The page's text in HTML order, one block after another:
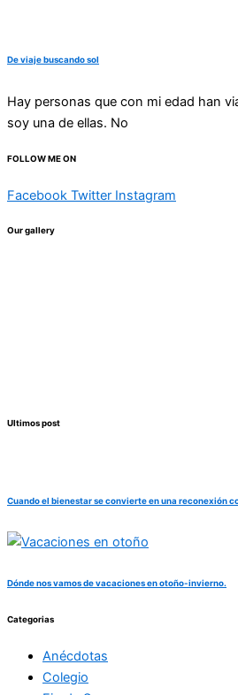
De viaje buscando sol
Hay personas que con mi edad han
soy una de ellas. No
FOLLOW ME ON
Facebook Twitter Instagram
Our gallery
Ultimos post
Cuando el bienestar se convierte en una reconexión
Dónde nos vamos de vacaciones en otoño-invierno.
Categorias
Anécdotas
Colegio